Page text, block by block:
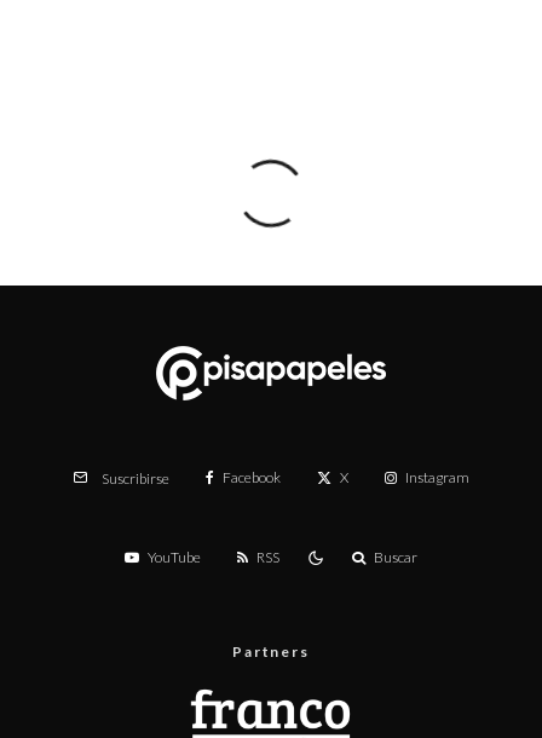
Suscribirse Facebook X Instagram
YouTube RSS Buscar
Partners